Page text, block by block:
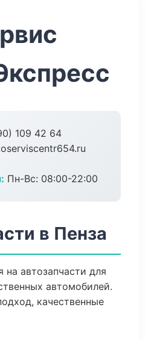
109 42 64
Пн-Вс: 08:00-22:00
в Пенза
на автозапчасти для
автомобилей.
качественные